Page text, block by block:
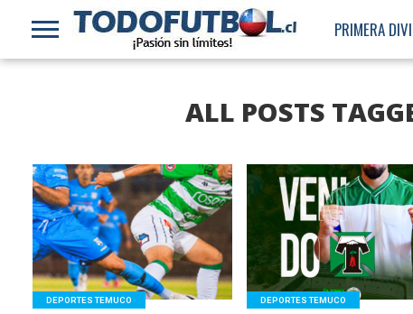
PRIMERA
ALL POSTS
LEER MÁS
DEPORTES TEMUCO
LEER MÁS
DEPORTES TEMUCO